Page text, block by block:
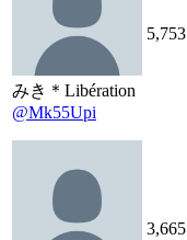
みき＊Libération
@Mk55Upi
5,753
3,665